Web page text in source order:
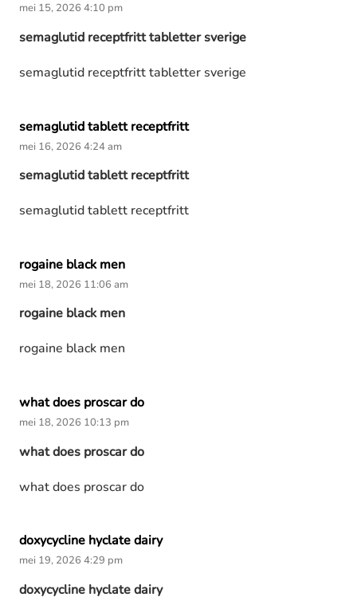
mei 15, 2026 4:10 pm
semaglutid receptfritt tabletter sverige
semaglutid receptfritt tabletter sverige
semaglutid tablett receptfritt
mei 16, 2026 4:24 am
semaglutid tablett receptfritt
semaglutid tablett receptfritt
rogaine black men
mei 18, 2026 11:06 am
rogaine black men
rogaine black men
what does proscar do
mei 18, 2026 10:13 pm
what does proscar do
what does proscar do
doxycycline hyclate dairy
mei 19, 2026 4:29 pm
doxycycline hyclate dairy